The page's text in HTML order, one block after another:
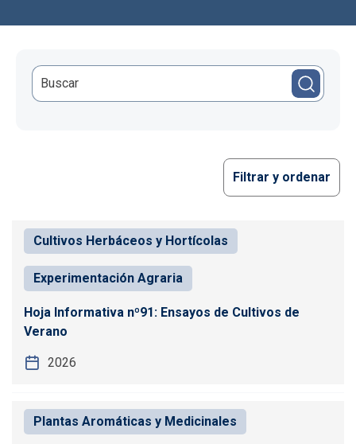
Filtrar y ordenar
Cultivos Herbáceos y Hortícolas
Experimentación Agraria
Hoja Informativa nº91: Ensayos de Cultivos de
Verano
2026
Plantas Aromáticas y Medicinales